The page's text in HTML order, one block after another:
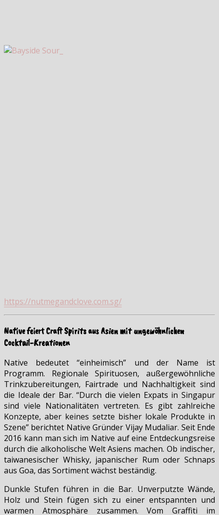
https://nutmegandclove.com.sg/
Native feiert Craft Spirits aus Asien mit ungewöhnlichen
Cocktail-Kreationen
Native bedeutet “einheimisch” und der Name ist
Programm. Regionale Spirituosen, außergewöhnliche
Trinkzubereitungen, Fairtrade und Nachhaltigkeit sind
die Ideale der Bar. “Durch die vielen Expats in Singapur
sind viele Nationalitäten vertreten. Es gibt zahlreiche
Konzepte, aber keines setzte bisher lokale Produkte in
Szene” berichtet Native Gründer Vijay Mudaliar. Seit Ende
2016 kann man sich im Native auf eine Entdeckungsreise
durch die alkoholische Welt Asiens machen. Ob indischer,
taiwanesischer Whisky, japanischer Rum oder Schnaps
aus Goa, das Sortiment wächst beständig.
Dunkle Stufen führen in die Bar. Unverputzte Wände,
Holz und Stein fügen sich zu einer entspannten und
warmen Atmosphäre zusammen. Vom Graffiti im